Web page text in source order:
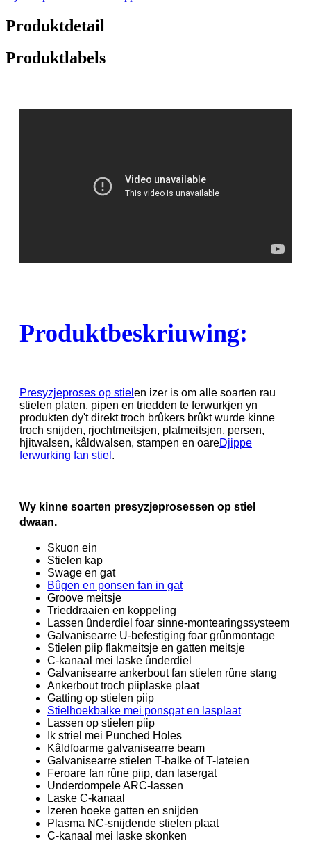
Produktdetail
Produktlabels
Produktbeskriuwing:
Presyzjeproses op stiel en izer is om alle soarten rau
stielen platen, pipen en triedden te ferwurkjen yn
produkten dy't direkt troch brûkers brûkt wurde kinne
troch snijden, rjochtmeitsjen, platmeitsjen, persen,
hjitwalsen, kâldwalsen, stampen en oareDjippe
ferwurking fan stiel .
Wy kinne soarten presyzjeprosessen op stiel
dwaan.
Skuon ein
Stielen kap
Swage en gat
Bûgen en ponsen fan in gat
Groove meitsje
Trieddraaien en koppeling
Lassen ûnderdiel foar sinne-montearingssysteem
Galvanisearre U-befestiging foar grûnmontage
Stielen piip flakmeitsje en gatten meitsje
C-kanaal mei laske ûnderdiel
Galvanisearre ankerbout fan stielen rûne stang
Ankerbout troch piiplaske plaat
Gatting op stielen piip
Stielhoekbalke mei ponsgat en lasplaat
Lassen op stielen piip
Ik striel mei Punched Holes
Kâldfoarme galvanisearre beam
Galvanisearre stielen T-balke of T-lateien
Feroare fan rûne piip, dan lasergat
Underdompele ARC-lassen
Laske C-kanaal
Izeren hoeke gatten en snijden
Plasma NC-snijdende stielen plaat
C-kanaal mei laske skonken